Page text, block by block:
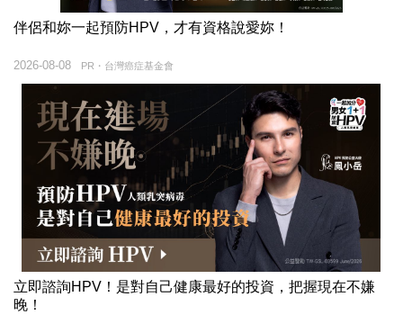
伴侶和妳一起預防HPV，才有資格說愛妳！
PR・台灣癌症基金會
2026-08-08
立即諮詢HPV！是對自己健康最好的投資，把握現在不嫌
晚！